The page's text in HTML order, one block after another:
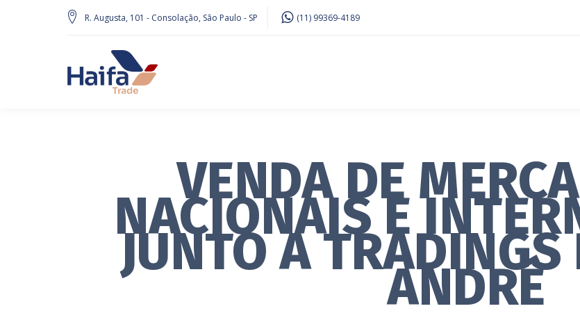
R. Augusta, 101 - Consolação, São Paulo - SP (11) 99369-4189
VENDA DE
NACIONAIS E
JUNTO A
ANDRÉ